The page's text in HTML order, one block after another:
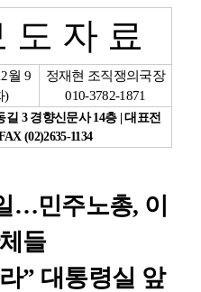
도 자 료
월 9
)
정재현 조직쟁의국장
010-3782-1871
길 3 경향신문사14층 |대표전
(02)2635-1134
…민주노총, 이
들
” 대통령실 앞